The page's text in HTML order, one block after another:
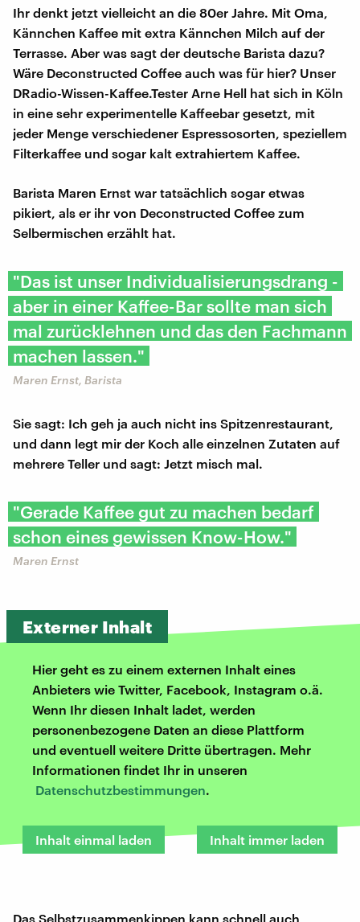
Ihr denkt jetzt vielleicht an die 80er Jahre. Mit Oma,
Kännchen Kaffee mit extra Kännchen Milch auf der
Terrasse. Aber was sagt der deutsche Barista dazu?
Wäre Deconstructed Coffee auch was für hier? Unser
DRadio-Wissen-Kaffee.Tester Arne Hell hat sich in Köln
in eine sehr experimentelle Kaffeebar gesetzt, mit
jeder Menge verschiedener Espressosorten, speziellem
Filterkaffee und sogar kalt extrahiertem Kaffee.
Barista Maren Ernst war tatsächlich sogar etwas
pikiert, als er ihr von Deconstructed Coffee zum
Selbermischen erzählt hat.
"Das ist unser Individualisierungsdrang -
aber in einer Kaffee-Bar sollte man sich
mal zurücklehnen und das den Fachmann
machen lassen."
Maren Ernst, Barista
Sie sagt: Ich geh ja auch nicht ins Spitzenrestaurant,
und dann legt mir der Koch alle einzelnen Zutaten auf
mehrere Teller und sagt: Jetzt misch mal.
"Gerade Kaffee gut zu machen bedarf
schon eines gewissen Know-How."
Maren Ernst
Externer Inhalt
Hier geht es zu einem externen Inhalt eines
Anbieters wie Twitter, Facebook, Instagram o.ä.
Wenn Ihr diesen Inhalt ladet, werden
personenbezogene Daten an diese Plattform
und eventuell weitere Dritte übertragen. Mehr
Informationen findet Ihr in unseren
Datenschutzbestimmungen.
Inhalt einmal laden Inhalt immer laden
Das Selbstzusammenkippen kann schnell auch